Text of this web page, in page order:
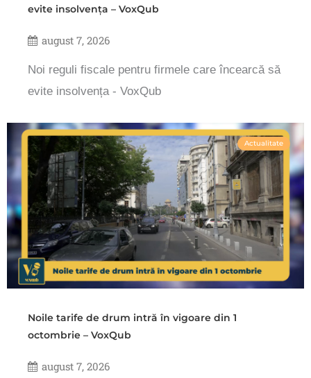
evite insolvența – VoxQub
august 7, 2026
Noi reguli fiscale pentru firmele care încearcă să
evite insolvența - VoxQub
Actualitate
Noile tarife de drum intră în vigoare din 1
octombrie – VoxQub
august 7, 2026